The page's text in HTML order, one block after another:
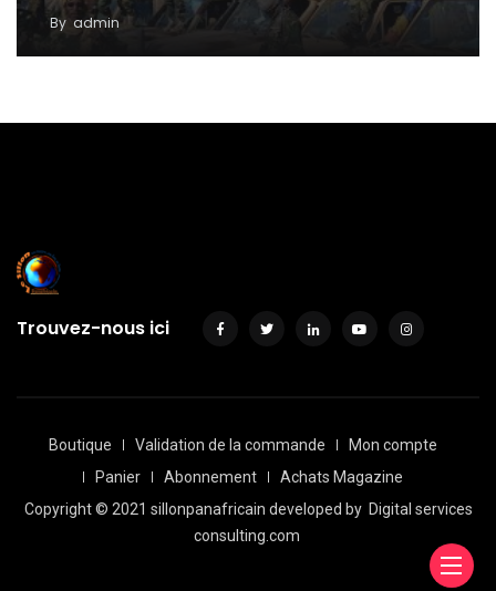
By admin
Trouvez-nous ici
Boutique Validation de la commande
Mon compte
Panier
Abonnement
Achats Magazine
Copyright © 2021 sillonpanafricain developed by Digital services
consulting.com